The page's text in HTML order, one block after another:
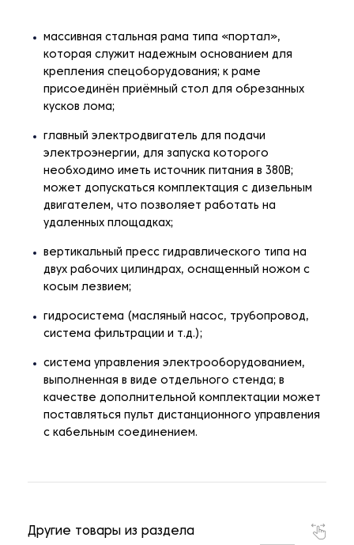
массивная стальная рама типа «портал»,
которая служит надежным основанием для
крепления спецоборудования; к раме
присоединён приёмный стол для обрезанных
кусков лома;
главный электродвигатель для подачи
электроэнергии, для запуска которого
необходимо иметь источник питания в 380В;
может допускаться комплектация с дизельным
двигателем, что позволяет работать на
удаленных площадках;
вертикальный пресс гидравлического типа на
двух рабочих цилиндрах, оснащенный ножом с
косым лезвием;
гидросистема (масляный насос, трубопровод,
система фильтрации и т.д.);
система управления электрооборудованием,
выполненная в виде отдельного стенда; в
качестве дополнительной комплектации может
поставляться пульт дистанционного управления
с кабельным соединением.
Другие товары из раздела